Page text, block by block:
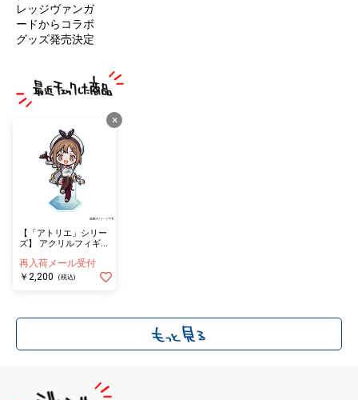
レッジヴァンガ
ードからコラボ
グッズ発売決定
×
【「アトリエ」シリー
ズ】 アクリルフィギュ
再入荷メール受付
￥2,200
(税込)